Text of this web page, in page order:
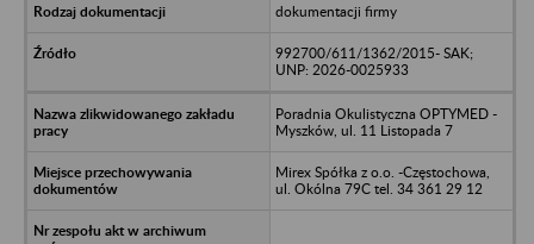
dokumentacji firmy
992700/611/1362/2015- SAK;
UNP: 2026-0025933
Poradnia Okulistyczna OPTYMED -
Myszków, ul. 11 Listopada 7
Mirex Spółka z o.o. -Częstochowa,
ul. Okólna 79C tel. 34 361 29 12